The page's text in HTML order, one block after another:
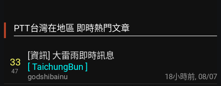
PTT台灣在地區 即時熱門文章
33
47
[資訊] 大雷雨即時訊息
[TaichungBun ]
godshibainu 18小時前, 08/07